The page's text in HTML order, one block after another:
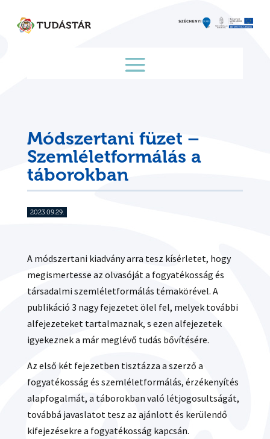
content
Módszertani füzet –
Szemléletformálás a
táborokban
2023.09.29.
A módszertani kiadvány arra tesz kísérletet, hogy
megismertesse az olvasóját a fogyatékosság és
társadalmi szemléletformálás témakörével. A
publikáció 3 nagy fejezetet ölel fel, melyek további
alfejezeteket tartalmaznak, s ezen alfejezetek
igyekeznek a már meglévő tudás bővítésére.
Az első két fejezetben tisztázza a szerző a
fogyatékosság és szemléletformálás, érzékenyítés
alapfogalmát, a táborokban való létjogosultságát,
továbbá javaslatot tesz az ajánlott és kerülendő
kifejezésekre a fogyatékosság kapcsán.